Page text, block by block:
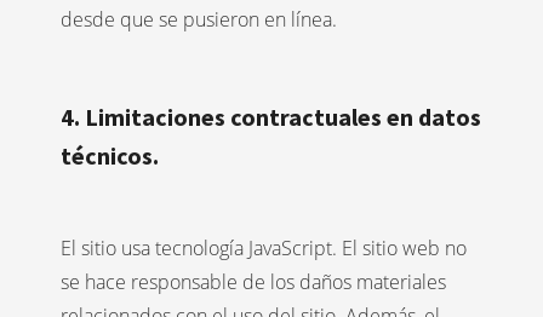
desde que se pusieron en línea.
4. Limitaciones contractuales en datos
técnicos.
El sitio usa tecnología JavaScript. El sitio web no
se hace responsable de los daños materiales